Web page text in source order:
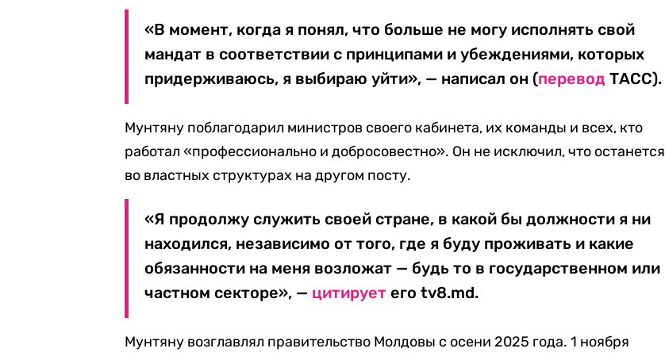
«В момент, когда я понял, что больше не могу исполнять свой
мандат в соответствии с принципами и убеждениями, которых
придерживаюсь, я выбираю уйти», — написал он (перевод ТАСС).
Мунтяну поблагодарил министров своего кабинета, их команды и всех, кто
работал «профессионально и добросовестно». Он не исключил, что останется
во властных структурах на другом посту.
«Я продолжу служить своей стране, в какой бы должности я ни
находился, независимо от того, где я буду проживать и какие
обязанности на меня возложат — будь то в государственном или
частном секторе», — цитирует его tv8.md.
Мунтяну возглавлял правительство Молдовы с осени 2025 года. 1 ноября